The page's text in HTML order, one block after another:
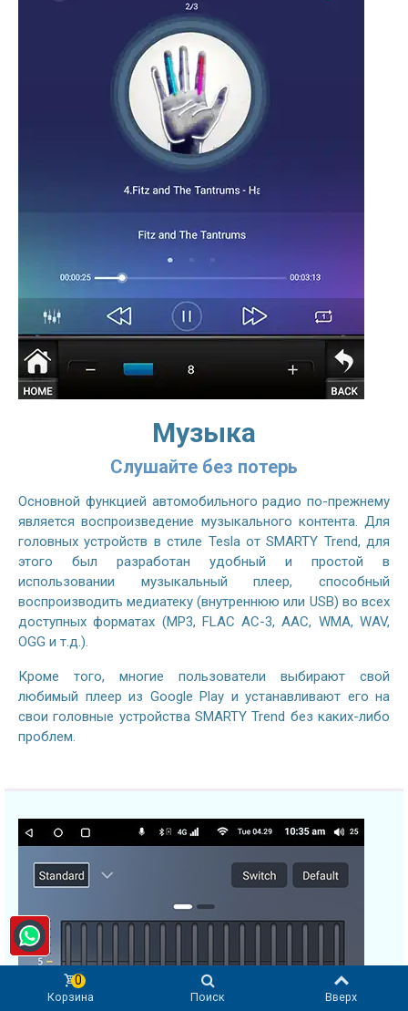
Музыка
Слушайте без потерь
Основной функцией автомобильного радио по-прежнему
является воспроизведение музыкального контента. Для
головных устройств в стиле Tesla от SMARTY Trend, для
этого был разработан удобный и простой в
использовании музыкальный плеер, способный
воспроизводить медиатеку (внутреннюю или USB) во всех
доступных форматах (MP3, FLAC AC-3, AAC, WMA, WAV,
OGG и т.д.).
Кроме того, многие пользователи выбирают свой
любимый плеер из Google Play и устанавливают его на
свои головные устройства SMARTY Trend без каких-либо
проблем.
Корзина
0
Поиск Вверх